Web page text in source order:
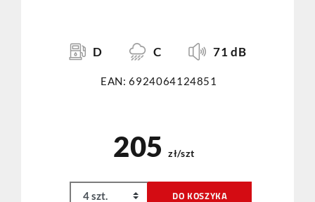
D C 71 dB
EAN: 6924064124851
205 zł/szt
DO KOSZYKA